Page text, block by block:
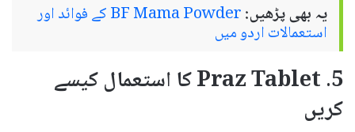
یہ بھی پڑھیں: BF Mama Powder کے فوائد اور
استعمالات اردو میں
5. Praz Tablet کا استعمال کیسے
کریں